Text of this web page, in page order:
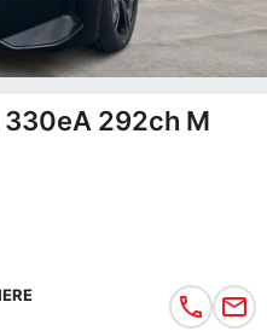
330eA 292ch M